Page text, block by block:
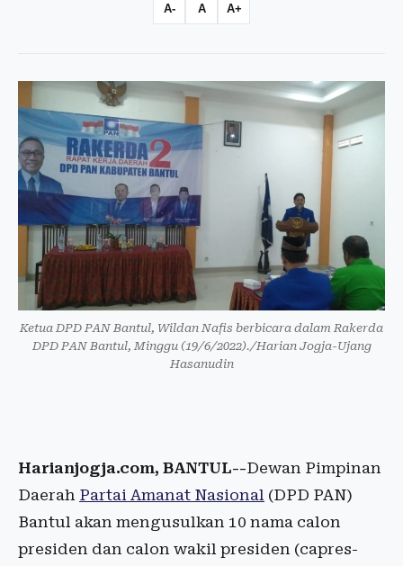
A- A A+
Ketua DPD PAN Bantul, Wildan Nafis berbicara dalam Rakerda
DPD PAN Bantul, Minggu (19/6/2022)./Harian Jogja-Ujang
Hasanudin
Harianjogja.com, BANTUL--Dewan Pimpinan
Daerah Partai Amanat Nasional (DPD PAN)
Bantul akan mengusulkan 10 nama calon
presiden dan calon wakil presiden (capres-